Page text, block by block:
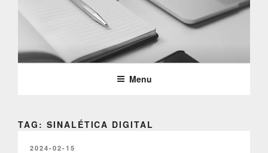
conteúdoPARTTEAM & OEMKIOSKS
BLOG
Menu
TAG: SINALÉTICA DIGITAL
PUBLICADO
2024-02-15